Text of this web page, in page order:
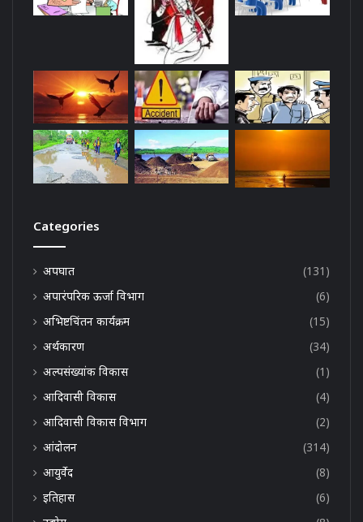
Categories
अपघात
(131)
अपारंपरिक ऊर्जा विभाग
(6)
अभिष्टचिंतन कार्यक्रम
(15)
अर्थकारण
(34)
अल्पसंख्यांक विकास
(1)
आदिवासी विकास
(4)
आदिवासी विकास विभाग
(2)
आंदोलन
(314)
आयुर्वेद
(8)
इतिहास
(6)